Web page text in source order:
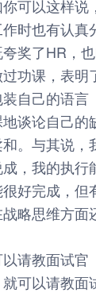
可以这样说
时也有认真
奖了HR，
功课，表明
自己的语言
论自己的
。与其说，
，我的执行
好完成，但
略思维方面
请教面试官
以请教面